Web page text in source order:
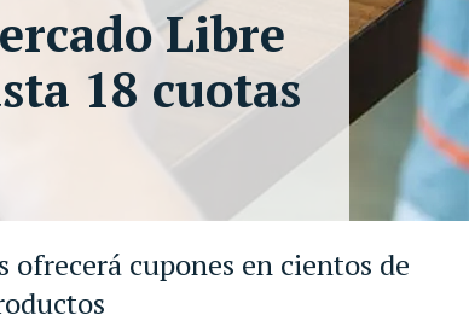
cupones en cientos de
Libre
18 cuotas